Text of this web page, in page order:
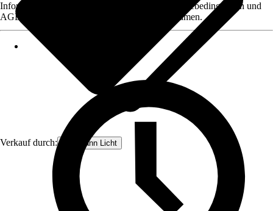
Verkauf durch: Paulmann Licht
Informationen des Verkäufers, wie z. B. Rückgabebedingungen und
AGB, finden Sie bei Klick auf den Verkäufernamen.